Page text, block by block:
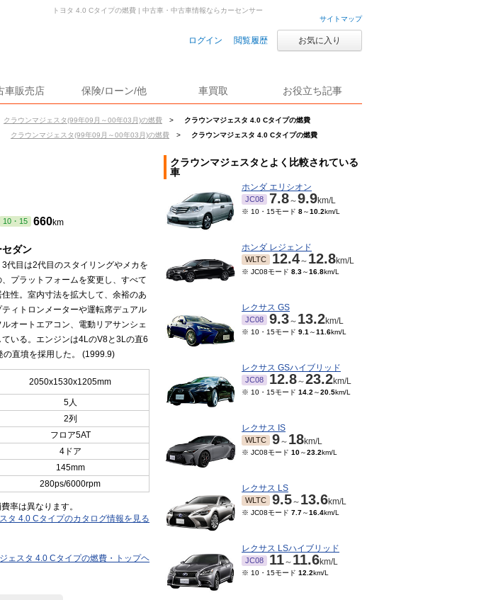
サイトマップ
ログイン 閲覧履歴 お気に入り
車販売店 保険/ローン/他 車買取 お役立ち記事
クラウンマジェスタ(99年09月～00年03月)の燃費 >
クラウンマジェスタ 4.0 Cタイプの燃費
クラウンマジェスタ(99年09月～00年03月)の燃費 > クラウンマジェスタ 4.0 Cタイプの燃費
トヨタ 4.0 Cタイプの燃費 | 中古車・中古車情報ならカーセンサー
10・15 660km
ダン
代目は2代目のスタイリングやメカを
プラットフォームを変更し、すべて
性。室内寸法を拡大して、余裕のあ
ィトロンメーターや運転席デュアル
オートエアコン、電動リアサンシェ
いる。エンジンは4LのV8と3Lの直6
直墳を採用した。 (1999.9)
2050x1530x1205mm
5人
2列
フロア5AT
4ドア
145mm
280ps/6000rpm
率は異なります。
タ 4.0 Cタイプのカタログ情報を見る
ェスタ 4.0 Cタイプの燃費・トップヘ
クラウンマジェスタとよく比較されている
車
ホンダ エリシオン
JC08 7.8～9.9km/L
※ 10・15モード 8～10.2km/L
ホンダ レジェンド
WLTC 12.4～ 12.8km/L
※ JC08モード 8.3～16.8km/L
レクサス GS
JC08 9.3～ 13.2km/L
※ 10・15モード 9.1 ～11.6km/L
レクサス GSハイブリッド
JC08 12.8～23.2km/L
※ 10・15モード 14.2 ～20.5km/L
レクサス IS
WLTC 9～ 18km/L
※ JC08モード 10～23.2km/L
レクサス LS
WLTC 9.5～ 13.6km/L
※ JC08モード 7.7～16.4km/L
レクサス LSハイブリッド
JC08 11～ 11.6km/L
※ 10・15モード 12.2km/L